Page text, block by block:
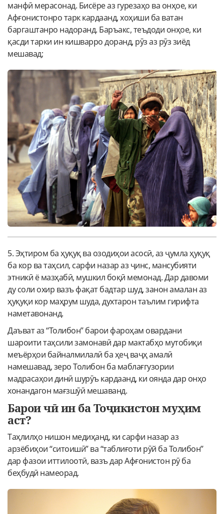
манфӣ мерасонад. Бисёре аз гурезаҳо ва онҳое, ки
Афғонистонро тарк кардаанд, хоҳиши ба ватан
баргаштанро надоранд. Баръакс, теъдоди онҳое, ки
қасди тарки ин кишварро доранд, рӯз аз рӯз зиёд
мешавад;
5. Эҳтиром ба ҳуқуқ ва озодиҳои асосӣ, аз ҷумла ҳуқуқ
ба кор ва таҳсил, сарфи назар аз ҷинс, мансубияти
этникӣ ё мазҳабӣ, мушкил боқӣ мемонад. Дар давоми
ду соли охир вазъ фақат бадтар шуд, занон амалан аз
ҳуқуқи кор маҳрум шуда, духтарон таълим гирифта
наметавонанд.
Даъват аз “Толибон” барои фароҳам овардани
шароити таҳсили замонавӣ дар мактабҳо мутобиқи
меъёрҳои байналмилалӣ ба ҳеҷ ваҷҳ амалӣ
намешавад, зеро Толибон ба маблағгузории
мадрасаҳои динӣ шурӯъ кардаанд, ки оянда дар онҳо
хонандагон мағзшӯӣ мешаванд.
Барои чӣ ин ба Тоҷикистон муҳим
аст?
Таҳлилҳо нишон медиҳанд, ки сарфи назар аз
арзёбиҳои “ситоишӣ” ва “таблиғоти рӯй ба Толибон”
дар фазои иттилоотӣ, вазъ дар Афғонистон рӯ ба
беҳбудӣ намеорад.